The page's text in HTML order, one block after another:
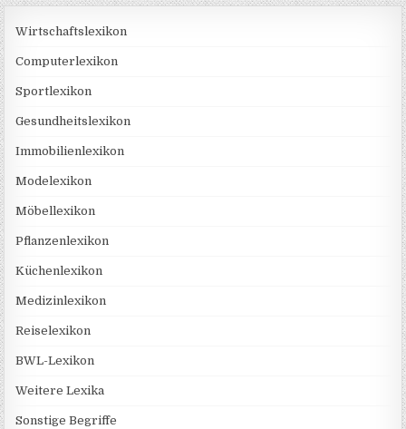
Wirtschaftslexikon
Computerlexikon
Sportlexikon
Gesundheitslexikon
Immobilienlexikon
Modelexikon
Möbellexikon
Pflanzenlexikon
Küchenlexikon
Medizinlexikon
Reiselexikon
BWL-Lexikon
Weitere Lexika
Sonstige Begriffe